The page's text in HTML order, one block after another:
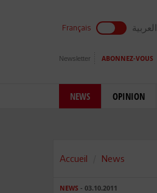
Français العربية
Newsletter ABONNEZ-VOUS
NEWS OPINION
Accueil News
NEWS - 03.10.2011